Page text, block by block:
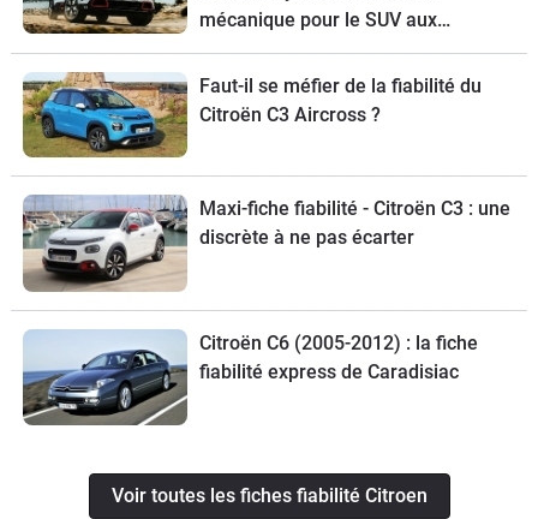
mécanique pour le SUV aux
chevrons ?
Faut-il se méfier de la fiabilité du
Citroën C3 Aircross ?
Maxi-fiche fiabilité - Citroën C3 : une
discrète à ne pas écarter
Citroën C6 (2005-2012) : la fiche
fiabilité express de Caradisiac
Voir toutes les fiches fiabilité Citroen